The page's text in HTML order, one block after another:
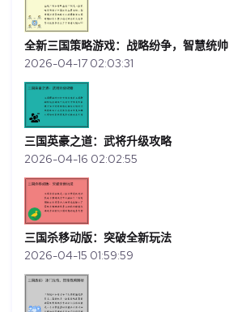
全新三国策略游戏：战略纷争，智慧统帅
2026-04-17 02:03:31
三国英豪之道：武将升级攻略
2026-04-16 02:02:55
三国杀移动版：突破全新玩法
2026-04-15 01:59:59